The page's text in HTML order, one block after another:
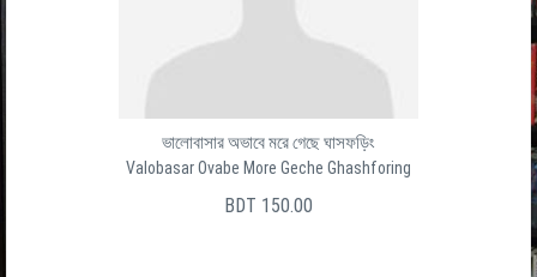
ভালোবাসার অভাবে মরে গেছে ঘাসফড়িং
Valobasar Ovabe More Geche Ghashforing
BDT 150.00